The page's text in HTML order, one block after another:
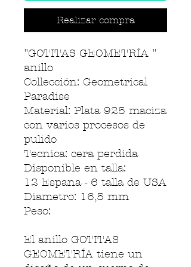
Realizar compra
"GOTITAS GEOMETRÍA "
anillo
Collección: Geometrical
Paradise
Material: Plata 925 maciza
con varios procesos de
pulido
Tecnica: cera perdida
Disponible en talla:
12 Espana - 6 talla de USA
Diametro: 16,5 mm
Peso:
El anillo GOTITAS
GEOMETRÍA tiene un